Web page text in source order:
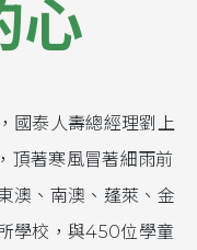
心
國泰人壽總經理劉上
頂著寒風冒著細雨前
澳、南澳、蓬萊、金
學校，與450位學童